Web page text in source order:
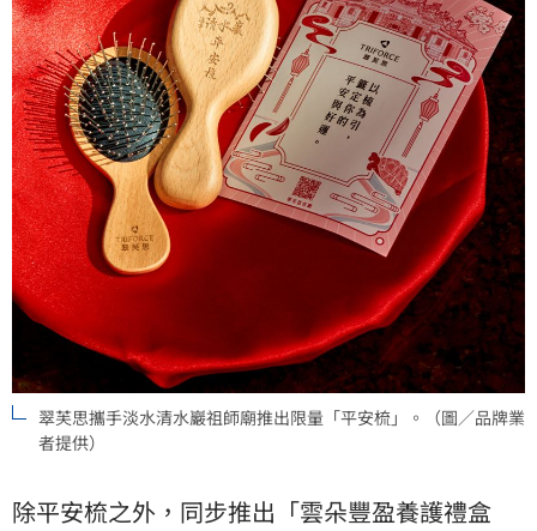
翠芙思攜手淡水清水巖祖師廟推出限量「平安梳」。（圖／品牌業
者提供）
除平安梳之外，同步推出「雲朵豐盈養護禮盒